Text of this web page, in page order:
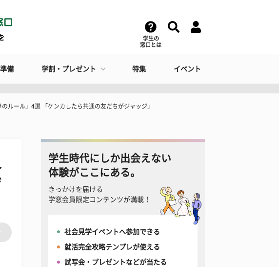
学生の
窓口とは
備 学割・プレゼント 特集 イベント
ルール」4選 「ケンカしたら共通の友だちがジャッジ」
学生時代にしか出会えない
体験がここにある。
きっかけを届ける
学窓会員限定コンテンツが満載！
社会見学イベントへ参加できる
就活完全攻略テンプレが使える
試写会・プレゼントなどが当たる